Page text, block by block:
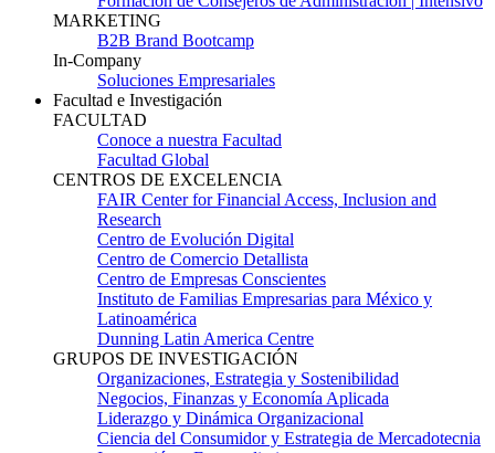
MARKETING
B2B Brand Bootcamp
In-Company
Soluciones Empresariales
Facultad e Investigación
FACULTAD
Conoce a nuestra Facultad
Facultad Global
CENTROS DE EXCELENCIA
FAIR Center for Financial Access, Inclusion and
Research
Centro de Evolución Digital
Centro de Comercio Detallista
Centro de Empresas Conscientes
Instituto de Familias Empresarias para México y
Latinoamérica
Dunning Latin America Centre
GRUPOS DE INVESTIGACIÓN
Organizaciones, Estrategia y Sostenibilidad
Negocios, Finanzas y Economía Aplicada
Liderazgo y Dinámica Organizacional
Ciencia del Consumidor y Estrategia de Mercadotecnia